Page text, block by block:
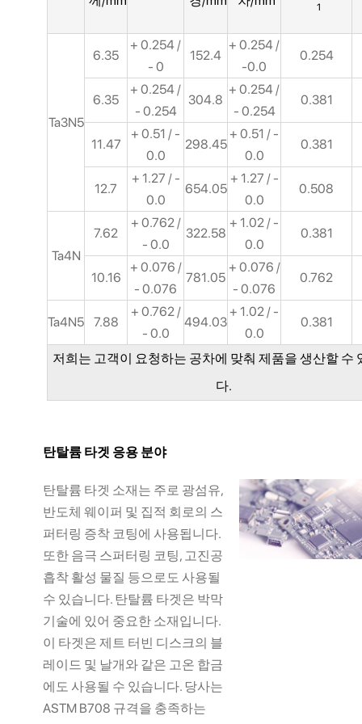
1
Ta3N5
6.35
+ 0.254 /
- 0
152.4
+ 0.254 /
-0.0
0.254
6.35
+ 0.254 /
- 0.254
304.8
+ 0.254 /
- 0.254
0.381
11.47
+ 0.51 / -
0.0
298.45
+ 0.51 / -
0.0
0.381
12.7
+ 1.27 / -
0.0
654.05
+ 1.27 / -
0.0
0.508
Ta4N
7.62
+ 0.762 /
- 0.0
322.58
+ 1.02 / -
0.0
0.381
10.16
+ 0.076 /
- 0.076
781.05
+ 0.076 /
- 0.076
0.762
Ta4N5 7.88
+ 0.762 /
- 0.0
494.03
+ 1.02 / -
0.0
0.381
저희는 고객이 요청하는 공차에 맞춰 제품을 생산할 수
다.
탄탈륨 타겟 응용 분야
탄탈륨 타겟 소재는 주로 광섬유,
반도체 웨이퍼 및 집적 회로의 스
퍼터링 증착 코팅에 사용됩니다.
또한 음극 스퍼터링 코팅, 고진공
흡착 활성 물질 등으로도 사용될
수 있습니다. 탄탈륨 타겟은 박막
기술에 있어 중요한 소재입니다.
이 타겟은 제트 터빈 디스크의 블
레이드 및 날개와 같은 고온 합금
에도 사용될 수 있습니다. 당사는
ASTM B708 ​​규격을 충족하는